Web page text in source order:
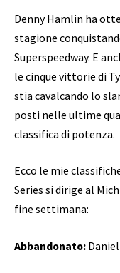
Denny Hamlin ha
stagione
Superspeedway. E
le cinque vittorie di
stia cavalcando lo
posti nelle ultime
classifica di potenza.
Ecco le mie
Series si dirige al
fine settimana:
Abbandonato: